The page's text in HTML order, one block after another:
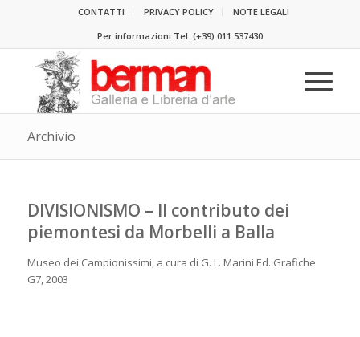
CONTATTI PRIVACY POLICY
NOTE LEGALI
Per informazioni Tel. (+39) 011 537430
Archivio
DIVISIONISMO – II contributo dei
piemontesi da Morbelli a Balla
Museo dei Campionissimi, a cura di G. L. Marini Ed. Grafiche
G7, 2003